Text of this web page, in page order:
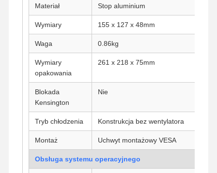
Przemysłowa płyta główna
Płyta główna zaporu
Materiał Stop aluminium
Wymiary 155 x 127 x 48mm
Waga 0.86kg
Wymiary
opakowania
261 x 218 x 75mm
Blokada
Kensington
Nie
Tryb chłodzenia Konstrukcja bez wentylatora
Montaż Uchwyt montażowy VESA
Obsługa systemu operacyjnego